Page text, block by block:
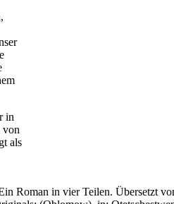
in
von
als
Roman in vier Teilen. Übersetzt